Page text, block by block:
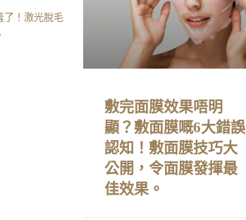
了！激光脫毛
敷完面膜效果唔明
顯？敷面膜嘅6大錯誤
認知！敷面膜技巧大
公開，令面膜發揮最
佳效果。